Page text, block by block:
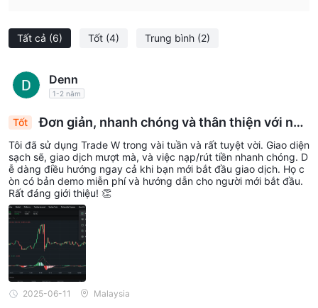
Tất cả (6) Tốt (4) Trung bình (2)
Denn
1-2 năm
Tốt
Đơn giản, nhanh chóng và thân thiện với ngư
ời dùng
Tôi đã sử dụng Trade W trong vài tuần và rất tuyệt vời. Giao diện
sạch sẽ, giao dịch mượt mà, và việc nạp/rút tiền nhanh chóng. D
ễ dàng điều hướng ngay cả khi bạn mới bắt đầu giao dịch. Họ c
òn có bản demo miễn phí và hướng dẫn cho người mới bắt đầu.
Rất đáng giới thiệu! 👏
2025-06-11 Malaysia